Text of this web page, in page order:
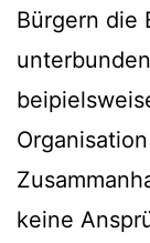
Bürgern die
keine